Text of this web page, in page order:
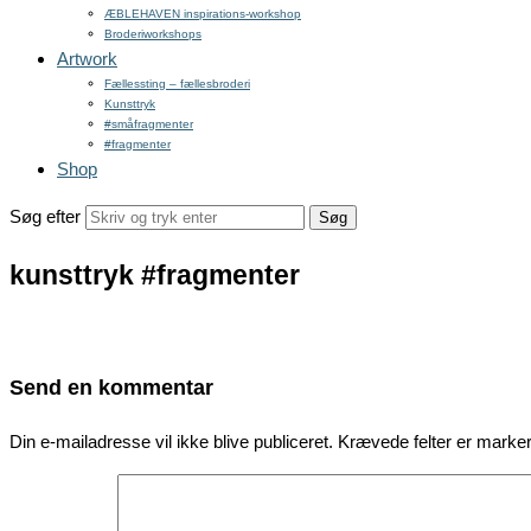
ÆBLEHAVEN inspirations-workshop
Broderiworkshops
Artwork
Fællessting – fællesbroderi
Kunsttryk
#småfragmenter
#fragmenter
Shop
Søg efter
kunsttryk #fragmenter
Send en kommentar
Din e-mailadresse vil ikke blive publiceret. Krævede felter er